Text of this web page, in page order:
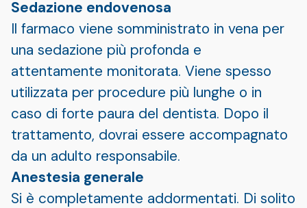
Sedazione endovenosa
Il farmaco viene somministrato in vena per
una sedazione più profonda e
attentamente monitorata. Viene spesso
utilizzata per procedure più lunghe o in
caso di forte paura del dentista. Dopo il
trattamento, dovrai essere accompagnato
da un adulto responsabile.
Anestesia generale
Si è completamente addormentati. Di solito